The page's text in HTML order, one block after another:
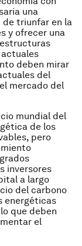
una
de triunfar en la
y ofrecer una
deben mirar
del
mercado del
mundial del
de los
pero
inversores
a largo
del carbono
energéticas
que deben
el